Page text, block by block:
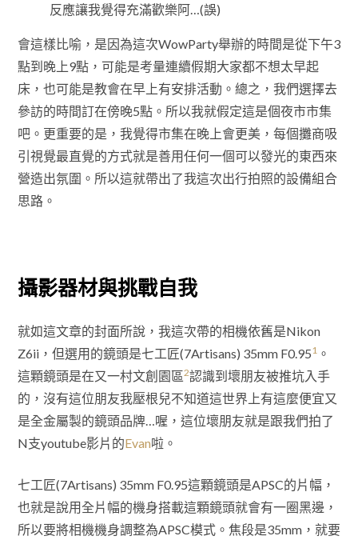
反應讓我覺得充滿歡樂阿…(誤)
會這樣比喻，是因為這次WowParty舉辦的時間是從下午3
點到晚上9點，可能是考量連續假期大家都不想太早起
床，也可能是教會在早上有安排活動。總之，我們選擇去
參訪的時間訂在傍晚5點。所以我就假定這是個夜市市集
吧。更重要的是，我覺得市集在晚上會更美，每個攤商吸
引視覺最直覺的方式就是善用任何一個可以發光的東西來
營造出氛圍。所以這就帶出了我這次出行拍照的設備組合
思路。
攝影器材與挑戰自我
就如這文章的封面所說，我這次帶的相機依舊是Nikon
Z6ii，但選用的鏡頭是七工匠(7Artisans) 35mm F0.951。
這顆鏡頭是在又一村文創園區2認識到壞朋友被推坑入手
的，沒有這位朋友我壓根兒不知道這世界上有這麼便宜又
是全金屬製的鏡頭品牌…喔，這位壞朋友就是跟我們拍了
N支youtube影片的Evan啦。
七工匠(7Artisans) 35mm F0.95這顆鏡頭是APSC的片幅，
也就是說用全片幅的機身搭載這顆鏡頭就會有一圈黑邊，
所以要將相機機身調整為APSC模式。焦段是35mm，就要